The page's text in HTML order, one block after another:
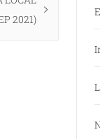
2021)